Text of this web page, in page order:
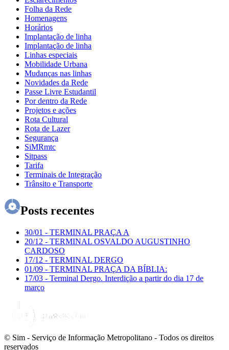
Folha da Rede
Homenagens
Horários
Implantação de linha
Implantação de linha
Linhas especiais
Mobilidade Urbana
Mudanças nas linhas
Novidades da Rede
Passe Livre Estudantil
Por dentro da Rede
Projetos e ações
Rota Cultural
Rota de Lazer
Segurança
SiMRmtc
Sitpass
Tarifa
Terminais de Integração
Trânsito e Transporte
Posts recentes
30/01 - TERMINAL PRAÇA A
20/12 - TERMINAL OSVALDO AUGUSTINHO
CARDOSO
17/12 - TERMINAL DERGO
01/09 - TERMINAL PRAÇA DA BÍBLIA:
17/03 - Terminal Dergo. Interdição a partir do dia 17 de
março
© Sim - Serviço de Informação Metropolitano - Todos os direitos
reservados